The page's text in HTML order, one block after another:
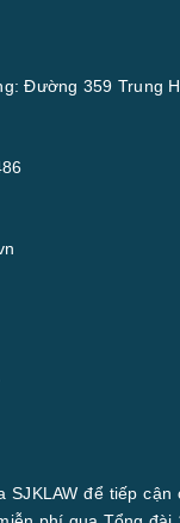
Đường 359 Trung
SJKLAW để tiếp